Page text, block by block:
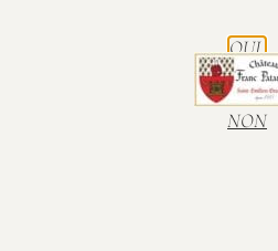
OUI.
NON